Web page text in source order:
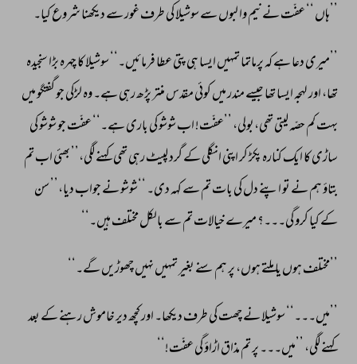
’’ہاں عفّت نے نیم وا لبوں سے سوشیلا کی طرف غور سے دیکھنا شروع کیا۔
’’میری دعا ہے کہ پرماتما تمہیں ایسا ہی پتی عطا فرمائیں۔‘‘ سوشیلا کا چہرہ بڑا سنجیدہ
تھا، اور لہجہ ایسا تھا جیسے مندر میں کوئی مقدس منتر پڑھ رہی ہے۔ وہ لڑکی جو گفتگو میں
بہت کم حصّہ لیتی تھی،بولی، ’’عفّت! اب شوشو کی باری ہے۔‘‘ عفّت جو شوشو کی
ساڑی کا ایک کنارہ پکڑ کر اپنی انگلی کے گرد لپیٹ رہی تھی کہنے لگی،’’ بھئی اب تم
بتاؤ ہم نے تو اپنے دل کی بات تم سے کہہ دی۔ ‘‘شوشو نے جواب دیا،’’ سن
کے کیا کرو گی۔۔۔؟ میرے خیالات تم سے بالکل مختلف ہیں۔‘‘
’’مختلف ہوں یا ملتے ہوں، پر ہم سنے بغیر تمہیں نہیں چھوڑیں گے۔‘‘
’’میں۔۔۔‘‘ سوشیلا نے چھت کی طرف دیکھا۔ اور کچھ دیر خاموش رہنے کے بعد
کہنے لگی، ’’میں۔۔۔ پر تم مذاق اڑاؤ گی عفّت!‘‘